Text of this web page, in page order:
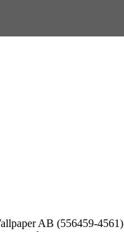
AB (556459-4561)